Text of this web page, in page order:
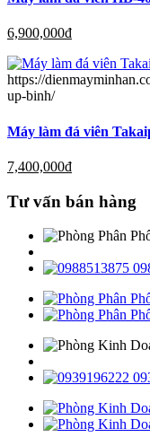
6,900,000đ
https://
up-binh/
Máy làm đá viên
7,400,000đ
Tư vấn bán hàng